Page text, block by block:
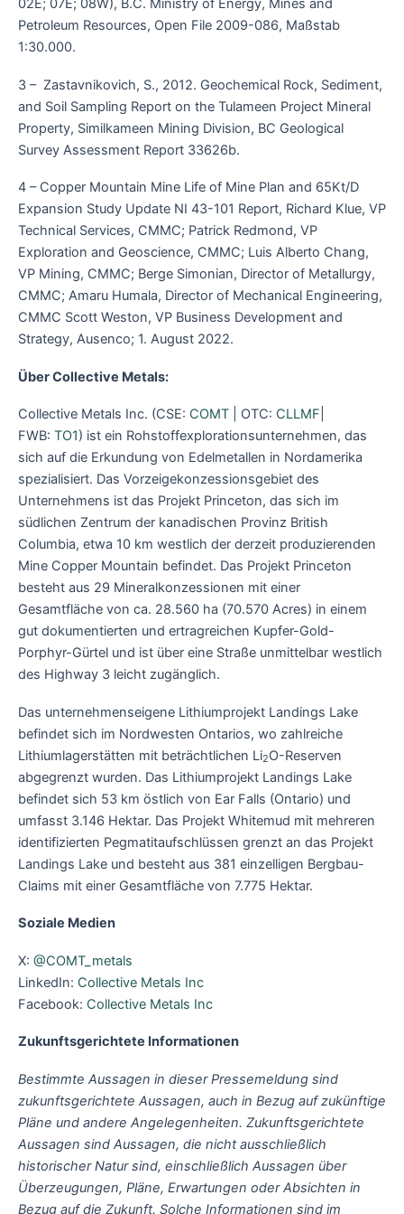
02E; 07E; 08W), B.C. Ministry of Energy, Mines and
Petroleum Resources, Open File 2009-086, Maßstab
1:30.000.
3 – Zastavnikovich, S., 2012. Geochemical Rock, Sediment,
and Soil Sampling Report on the Tulameen Project Mineral
Property, Similkameen Mining Division, BC Geological
Survey Assessment Report 33626b.
4 – Copper Mountain Mine Life of Mine Plan and 65Kt/D
Expansion Study Update NI 43-101 Report, Richard Klue, VP
Technical Services, CMMC; Patrick Redmond, VP
Exploration and Geoscience, CMMC; Luis Alberto Chang,
VP Mining, CMMC; Berge Simonian, Director of Metallurgy,
CMMC; Amaru Humala, Director of Mechanical Engineering,
CMMC Scott Weston, VP Business Development and
Strategy, Ausenco; 1. August 2022.
Über Collective Metals:
Collective Metals Inc. (CSE: COMT | OTC: CLLMF
FWB: TO1) ist ein Rohstoffexplorationsunternehmen, das
sich auf die Erkundung von Edelmetallen in Nordamerika
spezialisiert. Das Vorzeigekonzessionsgebiet des
Unternehmens ist das Projekt Princeton, das sich im
südlichen Zentrum der kanadischen Provinz British
Columbia, etwa 10 km westlich der derzeit produzierenden
Mine Copper Mountain befindet. Das Projekt Princeton
besteht aus 29 Mineralkonzessionen mit einer
Gesamtfläche von ca. 28.560 ha (70.570 Acres) in einem
gut dokumentierten und ertragreichen Kupfer-Gold-
Porphyr-Gürtel und ist über eine Straße unmittelbar westlich
des Highway 3 leicht zugänglich.
Das unternehmenseigene Lithiumprojekt Landings Lake
befindet sich im Nordwesten Ontarios, wo zahlreiche
Lithiumlagerstätten mit beträchtlichen Li2O-Reserven
abgegrenzt wurden. Das Lithiumprojekt Landings Lake
befindet sich 53 km östlich von Ear Falls (Ontario) und
umfasst 3.146 Hektar. Das Projekt Whitemud mit mehreren
identifizierten Pegmatitaufschlüssen grenzt an das Projekt
Landings Lake und besteht aus 381 einzelligen Bergbau-
Claims mit einer Gesamtfläche von 7.775 Hektar.
Soziale Medien
X: @COMT_metals
LinkedIn: Collective Metals Inc
Facebook: Collective Metals Inc
Zukunftsgerichtete Informationen
Bestimmte Aussagen in dieser Pressemeldung sind
zukunftsgerichtete Aussagen, auch in Bezug auf zukünftige
Pläne und andere Angelegenheiten. Zukunftsgerichtete
Aussagen sind Aussagen, die nicht ausschließlich
historischer Natur sind, einschließlich Aussagen über
Überzeugungen, Pläne, Erwartungen oder Absichten in
Bezug auf die Zukunft. Solche Informationen sind im